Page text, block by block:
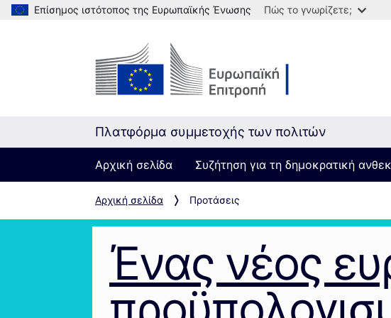
Επίσημος ιστότοπος της Ευρωπαϊκής Ένωσης Πώς το γνωρίζετε;
Πλατφόρμα συμμετοχής των πολιτών
Αρχική σελίδα Συζήτηση για τη δημοκρατική
Αρχική σελίδα Προτάσεις
Ένας νέος